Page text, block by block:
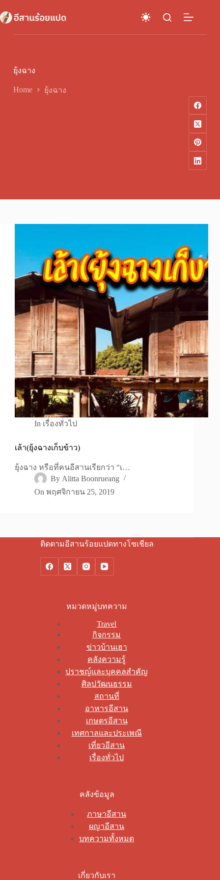
to
content
ยุ้งฉาง
Home ยุ้งฉาง
In เรื่องทั่วไป
เล้า(ยุ้งฉางเก็บข้าว)
ยุ้งฉาง หรือที่คนอีสานเรียกว่า “เ…
By Alitta Boonrueang
On พฤศจิกายน 25, 2019
ติดตามอีสานร้อยแปดทางโซเชียล
หมวดหมู่บทความ
Travel
กิจกรรม
ข่าวบ้านเฮา
คลังความรู้
ปราชญ์และบุคคลสำคัญ
ศิลปวัฒนธรรม
สถานที่
อาหารอีสาน
เกษตรอีสาน
เทศกาลและประเพณี
เที่ยวอีสาน
เรื่องทั่วไป
คลังข้อมูล
ภาษาอีสาน
ผญาอีสาน
บทความทั้งหมด
เกี่ยวกับเรา